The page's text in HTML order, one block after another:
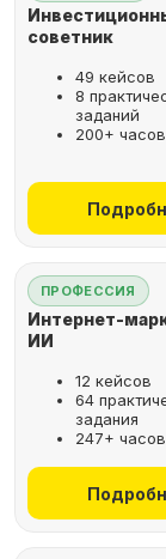
советник
49 кейсов
8
заданий
200+
ПРОФЕССИЯ
Интернет-
ИИ
12 кейсов
64
задания
247+
не